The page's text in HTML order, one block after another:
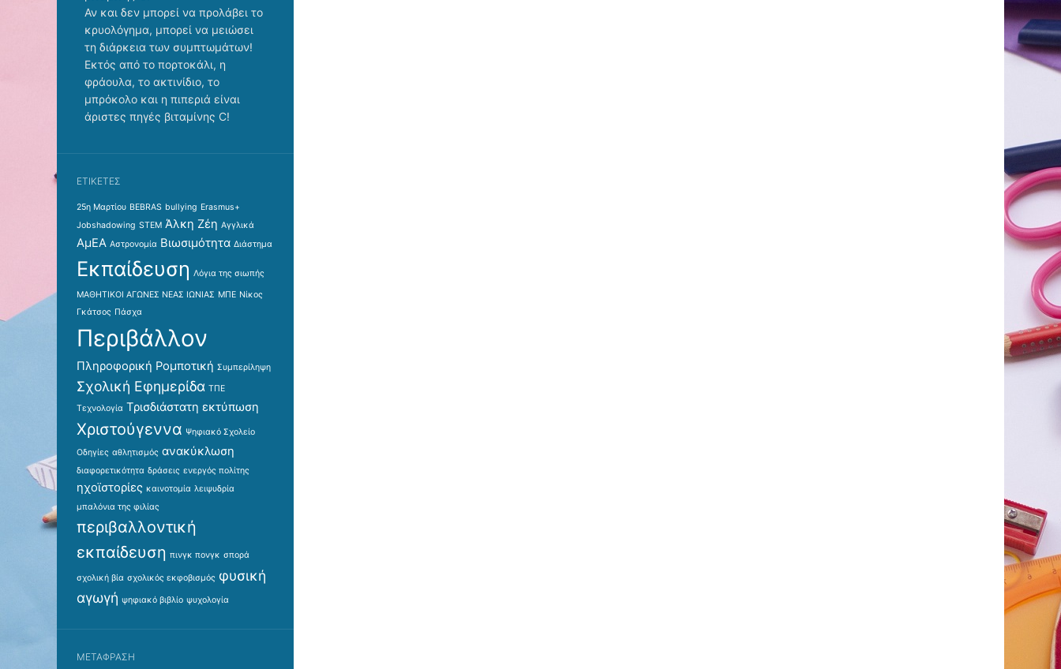
Αν και δεν μπορεί να προλάβει το
κρυολόγημα, μπορεί να μειώσει
τη διάρκεια των συμπτωμάτων!
Εκτός από το πορτοκάλι, η
φράουλα, το ακτινίδιο, το
μπρόκολο και η πιπεριά είναι
άριστες πηγές βιταμίνης C!
ΕΤΙΚΈΤΕΣ
25η Μαρτίου BEBRAS bullying Erasmus+
Jobshadowing STEM Άλκη Ζέη Αγγλικά
ΑμΕΑ Αστρονομία Βιωσιμότητα Διάστημα
Εκπαίδευση Λόγια της σιωπής
ΜΑΘΗΤΙΚΟΙ ΑΓΩΝΕΣ ΝΕΑΣ ΙΩΝΙΑΣ ΜΠΕ Νίκος
Γκάτσος Πάσχα
Περιβάλλον
Πληροφορική Ρομποτική Συμπερίληψη
Σχολική Εφημερίδα ΤΠΕ
Τεχνολογία Τρισδιάστατη εκτύπωση
Χριστούγεννα Ψηφιακό Σχολείο
Οδηγίες αθλητισμός ανακύκλωση
διαφορετικότητα δράσεις ενεργός πολίτης
ηχοϊστορίες καινοτομία λειψυδρία
μπαλόνια της φιλίας
περιβαλλοντική
εκπαίδευση πινγκ πονγκ σπορά
σχολική βία σχολικός εκφοβισμός φυσική
αγωγή ψηφιακό βιβλίο ψυχολογία
ΜΕΤΆΦΡΑΣΗ